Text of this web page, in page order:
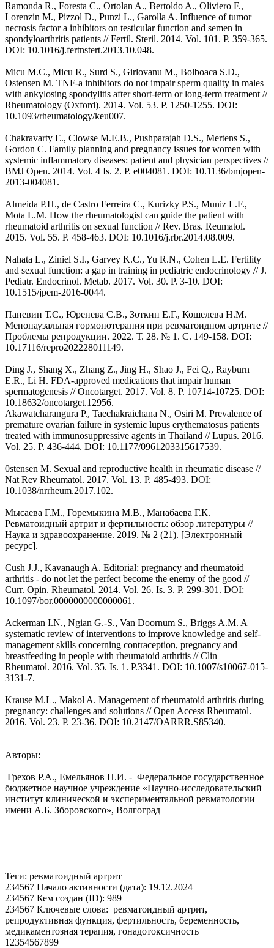
Ramonda R., Foresta C., Ortolan A., Bertoldo A., Oliviero F.,
Lorenzin M., Pizzol D., Punzi L., Garolla A. Influence of tumor
necrosis factor a inhibitors on testicular function and semen in
spondyloarthritis patients // Fertil. Steril. 2014. Vol. 101. P. 359-365.
DOI: 10.1016/j.fertnstert.2013.10.048.
Micu M.C., Micu R., Surd S., Girlovanu M., Bolboaca S.D.,
Ostensen M. TNF-a inhibitors do not impair sperm quality in males
with ankylosing spondylitis after short-term or long-term treatment //
Rheumatology (Oxford). 2014. Vol. 53. P. 1250-1255. DOI:
10.1093/rheumatology/keu007.
Chakravarty E., Clowse M.E.B., Pushparajah D.S., Mertens S.,
Gordon C. Family planning and pregnancy issues for women with
systemic inflammatory diseases: patient and physician perspectives //
BMJ Open. 2014. Vol. 4 Is. 2. Р. e004081. DOI: 10.1136/bmjopen-
2013-004081.
Almeida P.H., de Castro Ferreira C., Kurizky P.S., Muniz L.F.,
Mota L.M. How the rheumatologist can guide the patient with
rheumatoid arthritis on sexual function // Rev. Bras. Reumatol.
2015. Vol. 55. P. 458-463. DOI: 10.1016/j.rbr.2014.08.009.
Nahata L., Ziniel S.I., Garvey K.C., Yu R.N., Cohen L.E. Fertility
and sexual function: a gap in training in pediatric endocrinology // J.
Pediatr. Endocrinol. Metab. 2017. Vol. 30. P. 3-10. DOI:
10.1515/jpem-2016-0044.
Паневин Т.С., Юренева С.В., Зоткин Е.Г., Кошелева Н.М.
Менопаузальная гормонотерапия при ревматоидном артрите //
Проблемы репродукции. 2022. Т. 28. № 1. С. 149-158. DOI:
10.17116/repro202228011149.
Ding J., Shang X., Zhang Z., Jing H., Shao J., Fei Q., Rayburn
E.R., Li H. FDA-approved medications that impair human
spermatogenesis // Oncotarget. 2017. Vol. 8. P. 10714-10725. DOI:
10.18632/oncotarget.12956.
Akawatcharangura P., Taechakraichana N., Osiri M. Prevalence of
premature ovarian failure in systemic lupus erythematosus patients
treated with immunosuppressive agents in Thailand // Lupus. 2016.
Vol. 25. P. 436-444. DOI: 10.1177/0961203315617539.
0stensen M. Sexual and reproductive health in rheumatic disease //
Nat Rev Rheumatol. 2017. Vol. 13. P. 485-493. DOI:
10.1038/nrrheum.2017.102.
Мысаева Г.М., Горемыкина М.В., Манабаева Г.К.
Ревматоидный артрит и фертильность: обзор литературы //
Наука и здравоохранение. 2019. № 2 (21). [Электронный
ресурс].
Cush J.J., Kavanaugh A. Editorial: pregnancy and rheumatoid
arthritis - do not let the perfect become the enemy of the good //
Curr. Opin. Rheumatol. 2014. Vol. 26. Is. 3. P. 299-301. DOI:
10.1097/bor.0000000000000061.
Ackerman I.N., Ngian G.-S., Van Doornum S., Briggs A.M. A
systematic review of interventions to improve knowledge and self-
management skills concerning contraception, pregnancy and
breastfeeding in people with rheumatoid arthritis // Clin
Rheumatol. 2016. Vol. 35. Is. 1. P.3341. DOI: 10.1007/s10067-015-
3131-7.
Krause M.L., Makol A. Management of rheumatoid arthritis during
pregnancy: challenges and solutions // Open Access Rheumatol.
2016. Vol. 23. P. 23-36. DOI: 10.2147/OARRR.S85340.
Авторы:
Грехов Р.А., Емельянов Н.И. - Федеральное государственное
бюджетное научное учреждение «Научно-исследовательский
институт клинической и экспериментальной ревматологии
имени А.Б. Зборовского», Волгоград
Теги: ревматоидный артрит
234567 Начало активности (дата): 19.12.2024
234567 Кем создан (ID): 989
234567 Ключевые слова: ревматоидный артрит,
репродуктивная функция, фертильность, беременность,
медикаментозная терапия, гонадотоксичность
12354567899